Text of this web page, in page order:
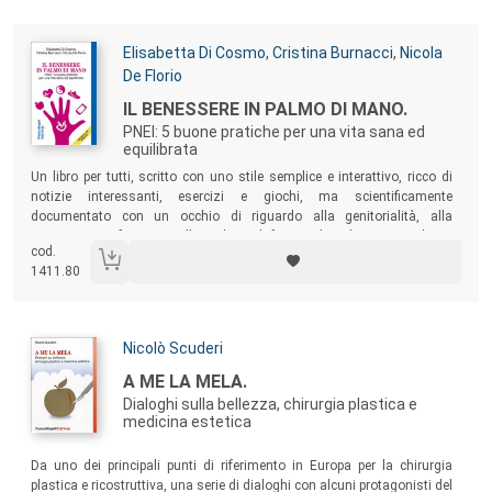
Autori:
Elisabetta Di Cosmo, Cristina Burnacci, Nicola
De Florio
Titolo:
IL BENESSERE IN PALMO DI MANO.
PNEI: 5 buone pratiche per una vita sana ed
equilibrata
Sommario:
Un libro per tutti, scritto con uno stile semplice e interattivo, ricco di
notizie interessanti, esercizi e giochi, ma scientificamente
documentato con un occhio di riguardo alla genitorialità, alla
buone pratiche vi metteranno nelle condizioni di ritrovare equilibrio e
benessere per una vita sorridente e longeva.
cod.
1411.80
Autori:
Nicolò Scuderi
Titolo:
A ME LA MELA.
Dialoghi sulla bellezza, chirurgia plastica e
medicina estetica
Da uno dei principali punti di riferimento in Europa per la chirurgia
plastica e ricostruttiva, una serie di dialoghi con alcuni protagonisti del